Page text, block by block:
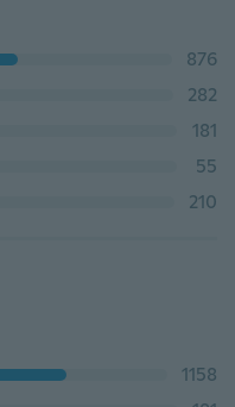
876
282
181
55
210
1158